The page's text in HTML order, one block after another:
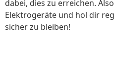
dabei, dies zu erreichen.
Elektrogeräte und hol dir
sicher zu bleiben!